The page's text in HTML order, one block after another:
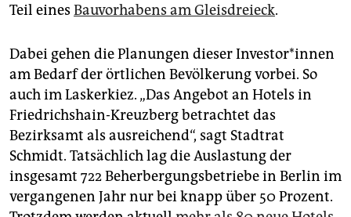
Teil eines Bauvorhabens am Gleisdreieck.
Dabei gehen die Planungen dieser In­ves­to­r*in­nen
am Bedarf der örtlichen Bevölkerung vorbei. So
auch im Laskerkiez. „Das Angebot an Hotels in
Friedrichshain-Kreuzberg betrachtet das
Bezirksamt als ausreichend“, sagt Stadtrat
Schmidt. Tatsächlich lag die Auslastung der
insgesamt 722 Beherbergungsbetriebe in Berlin im
vergangenen Jahr nur bei knapp über 50 Prozent.